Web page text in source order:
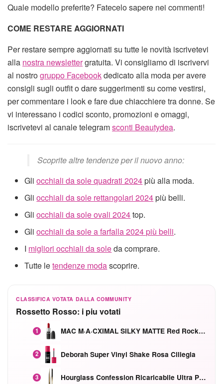
Quale modello preferite? Fatecelo sapere nei commenti!
COME RESTARE AGGIORNATI
Per restare sempre aggiornati su tutte le novità iscrivetevi
alla nostra newslettergratuita. Vi consigliamo di iscrivervi
al nostrogruppo Facebookdedicato alla moda per avere
consigli sugli outfit o dare suggerimenti su come vestirsi,
per commentare i look e fare due chiacchiere tra donne. Se
vi interessano i codici sconto, promozioni e omaggi,
iscrivetevi al canale telegramsconti Beautydea.
Scoprite altre tendenze per il nuovo anno:
Gliocchiali da sole quadrati 2024più alla moda.
Gliocchiali da sole rettangolari 2024più belli.
Gliocchiali da sole ovali 2024top.
Gliocchiali da sole a farfalla 2024 più belli.
I migliori occhiali da soleda comprare.
Tutte letendenze modascoprire.
CLASSIFICA VOTATA DALLA COMMUNITY
Rossetto Rosso: i piu votati
1 MAC M·A·CXIMAL SILKY MATTE Red Rock mat
2 Deborah Super Vinyl Shake Rosa Ciliegia
3 Hourglass Confession Ricaricabile Ultra Preciso Ad Alta Intensità Secretly Classic Red